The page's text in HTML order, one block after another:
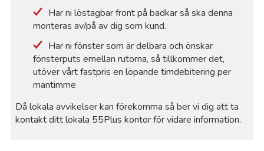
Har ni löstagbar front på badkar så ska denna
monteras av/på av dig som kund.
Har ni fönster som är delbara och önskar
fönsterputs emellan rutorna, så tillkommer det,
utöver vårt fastpris en löpande timdebitering per
mantimme
Då lokala avvikelser kan förekomma så ber vi dig att ta
kontakt ditt lokala 55Plus kontor för vidare information.